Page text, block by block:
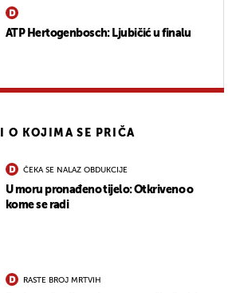
ATP Hertogenbosch: Ljubičić u finalu
O KOJIMA SE PRIČA
ČEKA SE NALAZ OBDUKCIJE
U moru pronađeno tijelo: Otkriveno o
kome se radi
RASTE BROJ MRTVIH